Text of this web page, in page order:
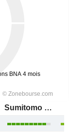
Sumitomo Mitsui Financial Group, Inc.